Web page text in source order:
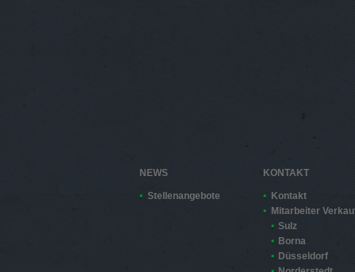
NEWS
Stellenangebote
KONTAKT
Kontakt
Mitarbeiter
Sulz
Borna
Düsseldorf